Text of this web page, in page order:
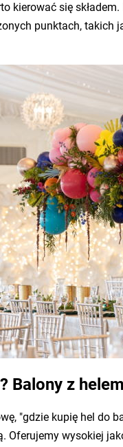
kierować się
punktach, takich
Balony z
"gdzie kupię hel do
Oferujemy wysokiej